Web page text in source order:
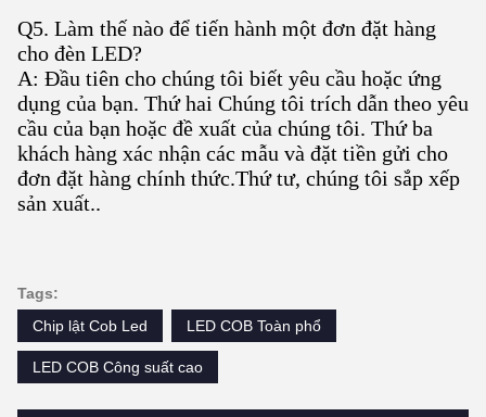
Q5. Làm thế nào để tiến hành một đơn đặt hàng
cho đèn LED?
A: Đầu tiên cho chúng tôi biết yêu cầu hoặc ứng
dụng của bạn. Thứ hai Chúng tôi trích dẫn theo yêu
cầu của bạn hoặc đề xuất của chúng tôi. Thứ ba
khách hàng xác nhận các mẫu và đặt tiền gửi cho
đơn đặt hàng chính thức.Thứ tư, chúng tôi sắp xếp
sản xuất..
Tags:
Chip lật Cob Led
LED COB Toàn phổ
LED COB Công suất cao